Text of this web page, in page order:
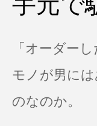
「オーダー
モノが男に
のなのか。